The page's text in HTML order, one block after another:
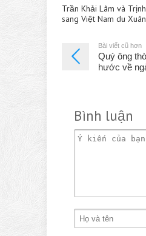
Trần Khải Lâm và
sang Việt Nam du Xuân
Bài viết cũ hơn
Quý ông
hước về
Bình luận